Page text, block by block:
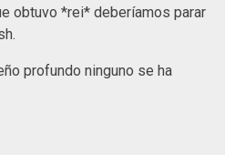
obtuvo *rei* deberíamos parar
profundo ninguno se ha